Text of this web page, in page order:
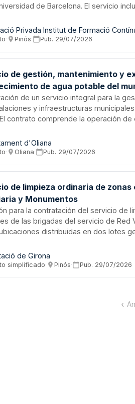
de Barcelona. El servicio
para múltiples plataformas.
de profesionales especializados en
Privada Institut de Formació
· Pinós· Pub. 29/07/2026
de gestión, mantenimiento y
de agua potable del
de un servicio integral para la
y infraestructuras
El contrato comprende la operación
lectura de contadores y tareas
El Ayuntamiento mantiene la
d'Oliana
· Oliana· Pub. 29/07/2026
de limpieza ordinaria de
y Monumentos
para la contratación del servicio de
de las brigadas del servicio de Red
distribuidas en dos lotes
desinfectantes autorizados y
normativo en seguridad e
de Girona
simplificado· Pinós· Pub. 29/07/2026